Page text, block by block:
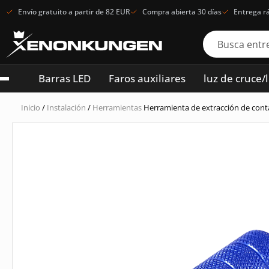
Envío gratuito a partir de 82 EUR Compra abierta 30 días Entrega
Barras LED Faros auxiliares luz de
Inicio / Instalación / Herramientas Herramienta de extracción de